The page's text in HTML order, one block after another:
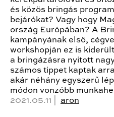
és közös bringás
bejárókat? Vagy hogy
ország Európában? A
kampányának első,
workshopján ez is
a bringázásra nyitott
számos tippet kaptak
akár néhány egyszerű
módon vonzóbb
2021.05.11 | aron